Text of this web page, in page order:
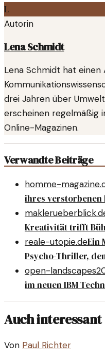
L
Autorin
Lena Schmidt
Lena Schmidt hat einen
drei Jahren über
erscheinen regelmäßig
Online-Magazinen.
Verwandte Beiträge
homme-
ihres verstorbenen
Kreativität trifft
reale-utopie.deEin
Psycho-Thriller,
open-
im neuen IBM
Auch interessant
Von Paul Richter